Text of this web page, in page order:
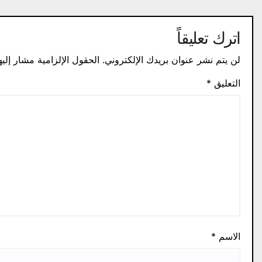
اترك تعليقاً
لن يتم نشر عنوان بريدك الإلكتروني. الحقول الإلزامية مشار
التعليق *
الاسم *